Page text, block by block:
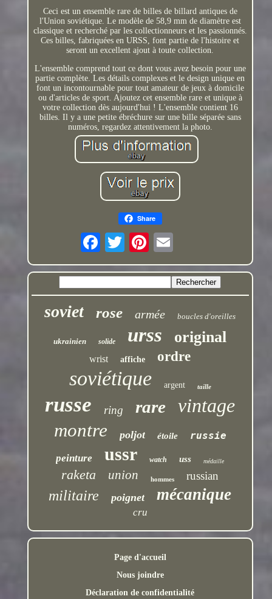
Ceci est un ensemble rare de billes de billard antiques de
l'Union soviétique. Le modèle de 58,9 mm de diamètre est
classique et recherché par les collectionneurs et les passionnés.
Ces billes, fabriquées en URSS, font partie de l'histoire et
seront un excellent ajout à toute collection.
L'ensemble comprend tout ce dont vous avez besoin pour une
partie complète. Les détails complexes et le design unique en
font un incontournable pour tout amateur de jeux à domicile
ou d'articles de sport. Ajoutez cet ensemble rare et unique à
votre collection dès aujourd'hui ! L'ensemble contient 16
billes. Il y a une petite ébréchure sur une bille séparée sans
numéros, regardez attentivement la photo.
Share
soviet rose armée boucles d'oreilles
ukrainien solide urss original
wrist affiche ordre
soviétique argent taille
russe ring rare vintage
montre poljot étoile
russie
peinture
ussr watch uss médaille
raketa union hommes russian
militaire poignet mécanique
cru
Page d'accueil
Nous joindre
Déclaration de confidentialité